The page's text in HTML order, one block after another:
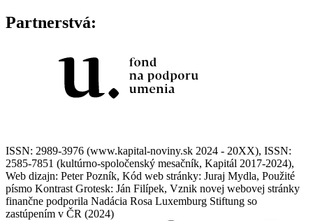
Partnerstvá:
ISSN: 2989-3976 (www.kapital-noviny.sk 2024 - 20XX), ISSN:
2585-7851 (kultúrno-spoločenský mesačník, Kapitál 2017-2024),
Web dizajn: Peter Pozník, Kód web stránky: Juraj Mydla, Použité
písmo Kontrast Grotesk: Ján Filípek, Vznik novej webovej stránky
finančne podporila Nadácia Rosa Luxemburg Stiftung so
zastúpením v ČR (2024)